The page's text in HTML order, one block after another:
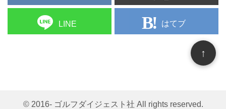
LINE はてブ
© 2016- ゴルフダイジェスト社 All rights reserved.
↑